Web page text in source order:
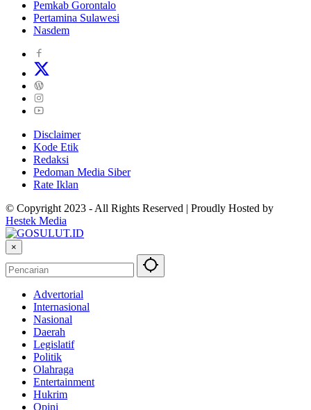
Pemkab Gorontalo
Pertamina Sulawesi
Nasdem
Disclaimer
Kode Etik
Redaksi
Pedoman Media Siber
Rate Iklan
© Copyright 2023 - All Rights Reserved | Proudly Hosted by
Hestek Media
×
Advertorial
Internasional
Nasional
Daerah
Legislatif
Politik
Olahraga
Entertainment
Hukrim
Opini